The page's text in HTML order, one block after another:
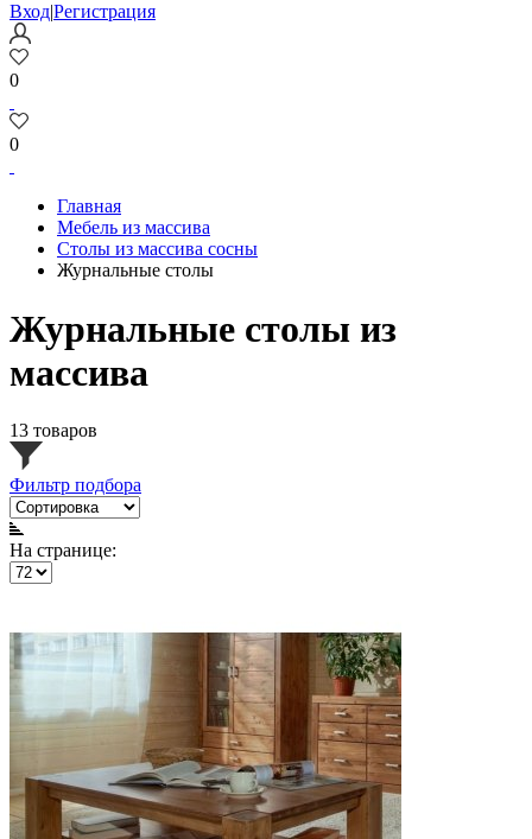
Вход|Регистрация
0
0
Главная
Мебель из массива
Столы из массива сосны
Журнальные столы
Журнальные столы из
массива
13 товаров
Фильтр подбора
На странице: